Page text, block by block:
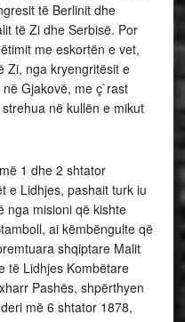
të Berlinit dhe
të Zi dhe Serbisë. Por
me eskortën e vet,
Zi, nga kryengritësit e
Gjakovë, me ç`rast
në kullën e mikut
1 dhe 2 shtator
e Lidhjes, pashait turk iu
nga misioni që kishte
ai këmbëngulte që
shqiptare Malit
të Lidhjes Kombëtare
Pashës, shpërthyen
më 6 shtator 1878,